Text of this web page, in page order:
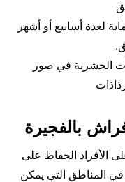
لعدة أسابيع أو أشهر
الحشرية في صور
بالفجيرة
الأفراد الحفاظ على
في المناطق التي يمكن